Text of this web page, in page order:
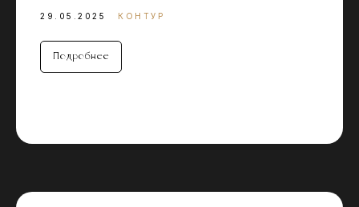
29.05.2025 КОНТУР
Подробнее